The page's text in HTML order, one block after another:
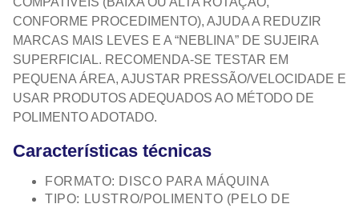
CONFORME PROCEDIMENTO), AJUDA A REDUZIR
MARCAS MAIS LEVES E A “NEBLINA” DE SUJEIRA
SUPERFICIAL. RECOMENDA-SE TESTAR EM
PEQUENA ÁREA, AJUSTAR PRESSÃO/VELOCIDADE E
USAR PRODUTOS ADEQUADOS AO MÉTODO DE
POLIMENTO ADOTADO.
Características técnicas
FORMATO: DISCO PARA MÁQUINA
TIPO: LUSTRO/POLIMENTO (PELO DE